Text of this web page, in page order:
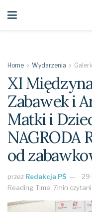
Home Wydarzenia
XI
Zabawek i
Matki i
NAGRODA
od
przez Redakcja PŚ
29
Reading Time: 7min